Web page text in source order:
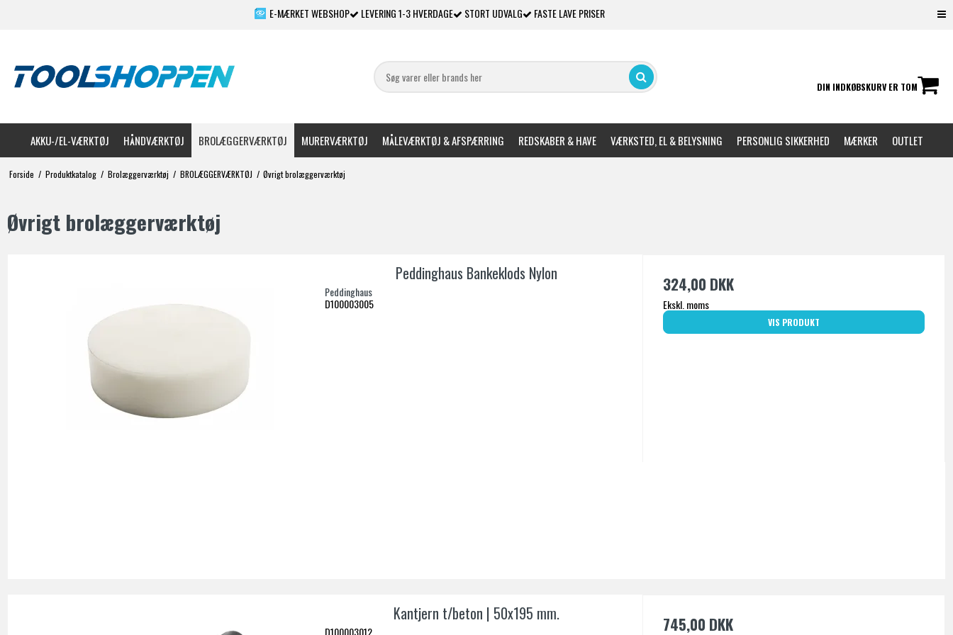
E-MÆRKET WEBSHOP LEVERING 1-3 HVERDAGE STORT UDVALG FASTE LAVE PRISER
DIN INDKØBSKURV ER TOM
AKKU-/EL-VÆRKTØJ HÅNDVÆRKTØJ BROLÆGGERVÆRKTØJ MURERVÆRKTØJ MÅLEVÆRKTØJ & AFSPÆRRING REDSKABER & HAVE VÆRKSTED, EL & BELYSNING PERSONLIG SIKKERHED MÆRKER OUTLET
Forside / Produktkatalog / Brolæggerværktøj / BROLÆGGERVÆRKTØJ / Øvrigt brolæggerværktøj
Øvrigt brolæggerværktøj
Peddinghaus Bankeklods Nylon
Peddinghaus
D100003005
324,00 DKK
Ekskl. moms
VIS PRODUKT
Kantjern t/beton | 50x195 mm.
D100003012 745,00 DKK